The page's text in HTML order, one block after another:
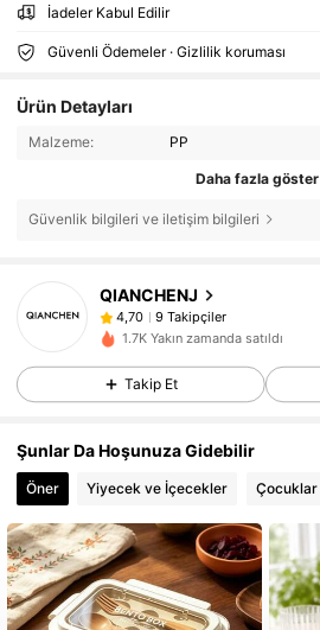
İadeler Kabul Edilir
Güvenli Ödemeler · Gizlilik koruması
Ürün Detayları
Malzeme: PP
Daha fazla göster
Güvenlik bilgileri ve iletişim bilgileri
QIANCHENJ
4,70
9 Takipçiler
1.7K Yakın zamanda satıldı
Takip Et
Şunlar Da Hoşunuza Gidebilir
Öner Yiyecek ve İçecekler Çocuklar